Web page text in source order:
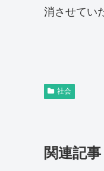
消させてい
社会
関連記事